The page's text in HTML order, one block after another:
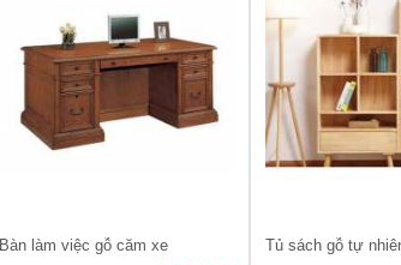
Bàn làm việc gỗ căm xe Tủ sách gỗ tự